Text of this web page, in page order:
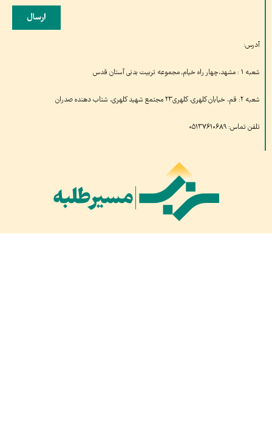
ارسال
آدرس:
شعبه ۱ : مشهد،چهار راه خیام, مجموعه تربیت بدنی آستان قدس
شعبه ۲: قم، خیابان کلهری، کلهری۲۳ مجتمع شهید کلهری، شتاب دهنده صدران
تلفن تماس: ۰۵۱۳۷۶۱۰۶۸۹